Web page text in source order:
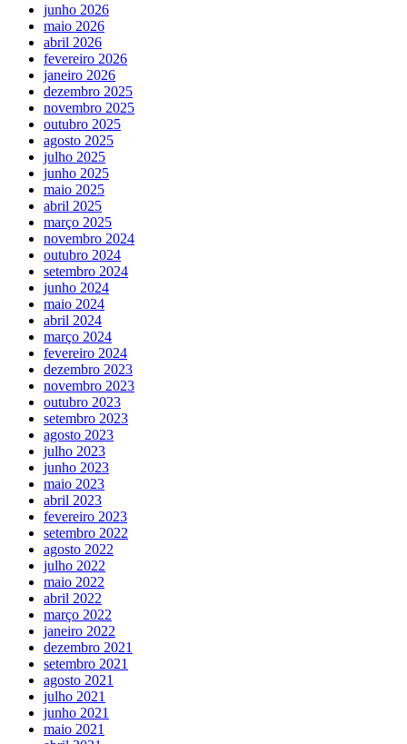
junho 2026
maio 2026
abril 2026
fevereiro 2026
janeiro 2026
dezembro 2025
novembro 2025
outubro 2025
agosto 2025
julho 2025
junho 2025
maio 2025
abril 2025
março 2025
novembro 2024
outubro 2024
setembro 2024
junho 2024
maio 2024
abril 2024
março 2024
fevereiro 2024
dezembro 2023
novembro 2023
outubro 2023
setembro 2023
agosto 2023
julho 2023
junho 2023
maio 2023
abril 2023
fevereiro 2023
setembro 2022
agosto 2022
julho 2022
maio 2022
abril 2022
março 2022
janeiro 2022
dezembro 2021
setembro 2021
agosto 2021
julho 2021
junho 2021
maio 2021